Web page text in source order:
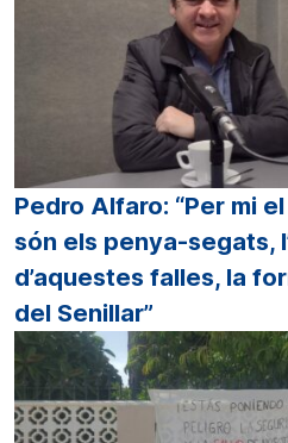
Pedro Alfaro: “Per mi
són els penya-segats,
d’aquestes falles, la
del Senillar”